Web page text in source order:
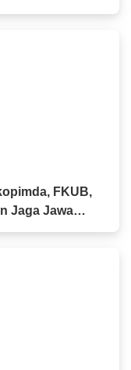
FKUB,
Jaga Jawa